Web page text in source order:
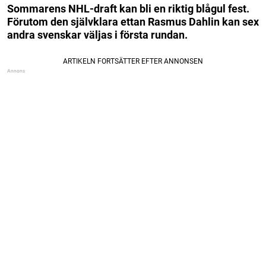
Sommarens NHL-draft kan bli en riktig blågul fest.
Förutom den självklara ettan Rasmus Dahlin kan sex
andra svenskar väljas i första rundan.